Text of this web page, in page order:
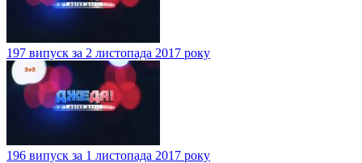
197 випуск за 2 листопада 2017 року
196 випуск за 1 листопада 2017 року